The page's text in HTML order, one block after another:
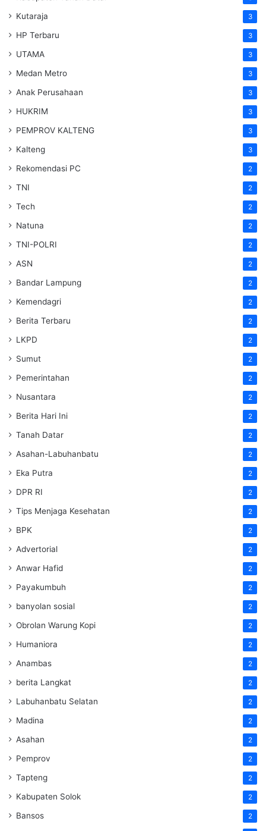
Kutaraja 3
HP Terbaru 3
UTAMA 3
Medan Metro 3
Anak Perusahaan 3
HUKRIM 3
PEMPROV KALTENG 3
Kalteng 3
Rekomendasi PC 2
TNI 2
Tech 2
Natuna 2
TNI-POLRI 2
ASN 2
Bandar Lampung 2
Kemendagri 2
Berita Terbaru 2
LKPD 2
Sumut 2
Pemerintahan 2
Nusantara 2
Berita Hari Ini 2
Tanah Datar 2
Asahan-Labuhanbatu 2
Eka Putra 2
DPR RI 2
Tips Menjaga Kesehatan 2
BPK 2
Advertorial 2
Anwar Hafid 2
Payakumbuh 2
banyolan sosial 2
Obrolan Warung Kopi 2
Humaniora 2
Anambas 2
berita Langkat 2
Labuhanbatu Selatan 2
Madina 2
Asahan 2
Pemprov 2
Tapteng 2
Kabupaten Solok 2
Bansos 2